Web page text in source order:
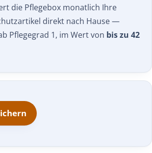
die Pflegebox monatlich Ihre
direkt nach Hause —
Pflegegrad 1, im Wert von bis zu 42